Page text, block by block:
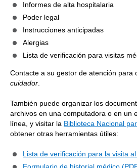
Informes de alta hospitalaria
Poder legal
Instrucciones anticipadas
Alergias
Lista de verificación para visitas
Contacte a su gestor de atención para
cuidador
También puede organizar los
archivos en una computadora o en un
línea, y visitar la Biblioteca Nacional
obtener otras herramientas útiles:
Lista de verificación para la visita